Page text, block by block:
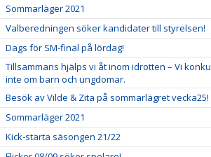
Sommarläger 2021
Valberedningen söker kandidater till styrelsen!
Dags för SM-final på lördag!
Tillsammans hjälps vi åt inom idrotten – Vi
inte om barn och ungdomar.
Besök av Vilde & Zita på sommarlägret vecka25!
Sommarläger 2021
Kick-starta säsongen 21/22